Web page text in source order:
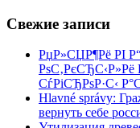
Свежие записи
РџР»СЏР¶Рё РІ
СѓРіСЂРѕР·С‹
Hlavné správy:
вернуть себе